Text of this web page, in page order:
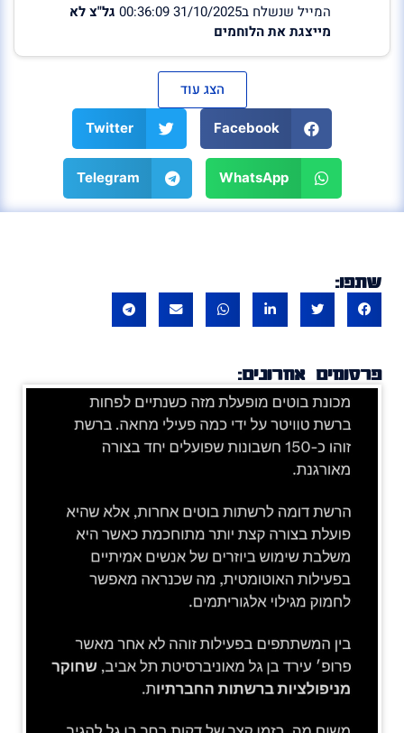
המייל שנשלח ב31/10/2025 00:36:09
גל"צ לא
מייצגת את הלוחמים
הצג עוד
Facebook
Twitter
WhatsApp
Telegram
שתפו:
פרסומים אחרונים: